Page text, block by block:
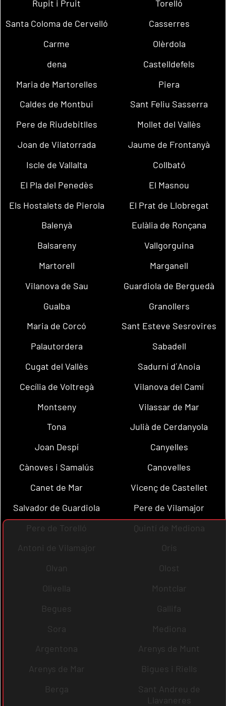
Rupit i Pruit
Torelló
Santa Coloma de Cervelló
Casserres
Carme
Olèrdola
dena
Castelldefels
Maria de Martorelles
Piera
Caldes de Montbui
Sant Feliu Sasserra
Pere de Riudebitlles
Mollet del Vallès
Joan de Vilatorrada
Jaume de Frontanyà
Iscle de Vallalta
Collbató
El Pla del Penedès
El Masnou
Els Hostalets de Pierola
El Prat de Llobregat
Balenyà
Eulàlia de Ronçana
Balsareny
Vallgorguina
Martorell
Marganell
Vilanova de Sau
Guardiola de Berguedà
Gualba
Granollers
Maria de Corcó
Sant Esteve Sesrovires
Palautordera
Sabadell
Cugat del Vallès
Sadurní d´Anoia
Cecília de Voltregà
Vilanova del Camí
Montseny
Vilassar de Mar
Tona
Julià de Cerdanyola
Joan Despí
Canyelles
Cànoves i Samalús
Canovelles
Canet de Mar
Vicenç de Castellet
Salvador de Guardiola
Pere de Vilamajor
Pere de Torelló
Quintí de Mediona
Antoni de Vilamajor
Orís
Olvan
Olost
Olivella
Montclar
Begues
Gallifa
Sora
Mediona
Argentona
Arenys de Munt
Arenys de Mar
Bigues i Riells
Berga
Sant Andreu de
Llavaneres